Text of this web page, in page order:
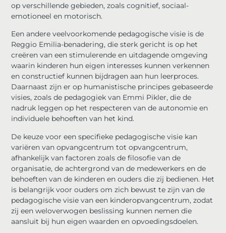
op verschillende gebieden, zoals cognitief, sociaal-
emotioneel en motorisch.
Een andere veelvoorkomende pedagogische visie is de
Reggio Emilia-benadering, die sterk gericht is op het
creëren van een stimulerende en uitdagende omgeving
waarin kinderen hun eigen interesses kunnen verkennen
en constructief kunnen bijdragen aan hun leerproces.
Daarnaast zijn er op humanistische principes gebaseerde
visies, zoals de pedagogiek van Emmi Pikler, die de
nadruk leggen op het respecteren van de autonomie en
individuele behoeften van het kind.
De keuze voor een specifieke pedagogische visie kan
variëren van opvangcentrum tot opvangcentrum,
afhankelijk van factoren zoals de filosofie van de
organisatie, de achtergrond van de medewerkers en de
behoeften van de kinderen en ouders die zij bedienen. Het
is belangrijk voor ouders om zich bewust te zijn van de
pedagogische visie van een kinderopvangcentrum, zodat
zij een weloverwogen beslissing kunnen nemen die
aansluit bij hun eigen waarden en opvoedingsdoelen.